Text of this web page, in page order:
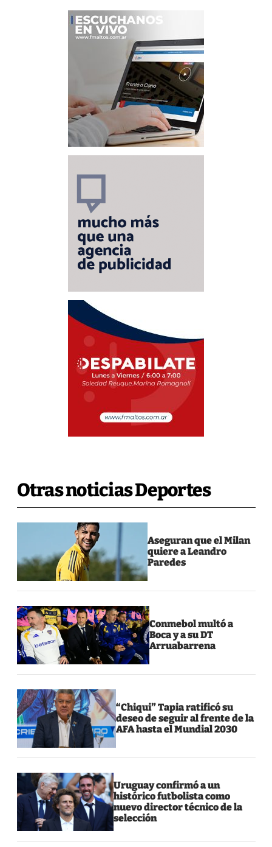
Otras noticias Deportes
Aseguran que el Milan
quiere a Leandro
Paredes
Conmebol multó a
Boca y a su DT
Arruabarrena
“Chiqui” Tapia ratificó su
deseo de seguir al frente de la
AFA hasta el Mundial 2030
Uruguay confirmó a un
histórico futbolista como
nuevo director técnico de la
selección